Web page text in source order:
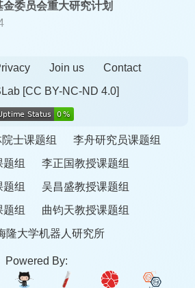
委员会重大研究计划
Join us
Contact
[CC BY-NC-ND 4.0]
士课题组
李舟研究员课题组
组
李正国教授课题组
组
吴昌盛教授课题组
组
曲钧天教授课题组
隆大学机器人研究所
Powered By: